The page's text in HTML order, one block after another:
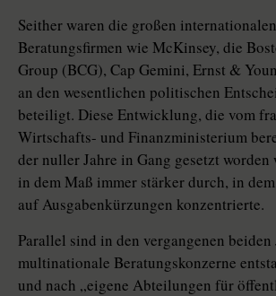
Seither waren die großen internationalen
Beratungsfirmen wie McKinsey, die
Group (BCG), Cap Gemini, Ernst &
an den wesentlichen politischen
beteiligt. Diese Entwicklung, die vom
Wirtschafts- und Finanzministerium
der nuller Jahre in Gang gesetzt worden
in dem Maß immer stärker durch, in
auf Ausgabenkürzungen konzentrierte.
Parallel sind in den vergangenen beiden
multinationale Beratungskonzerne
und nach „eigene Abteilungen für